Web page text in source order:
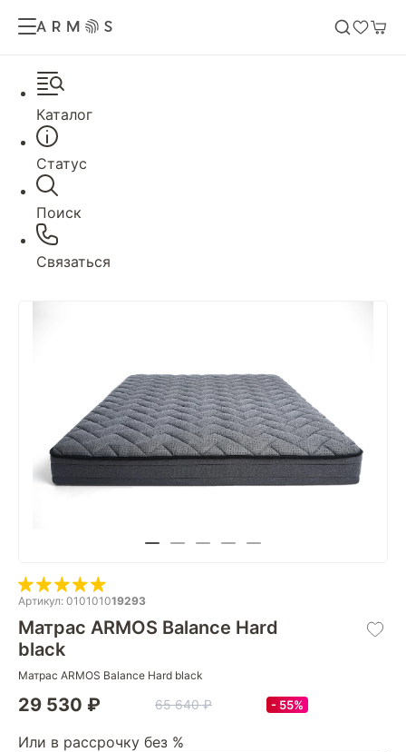
Каталог
Статус
Поиск
Связаться
Артикул: 010101019293
Матрас ARMOS Balance Hard
black
Матрас ARMOS Balance Hard black
29 530 ₽ 65 640 ₽ 55%
Или в рассрочку без %